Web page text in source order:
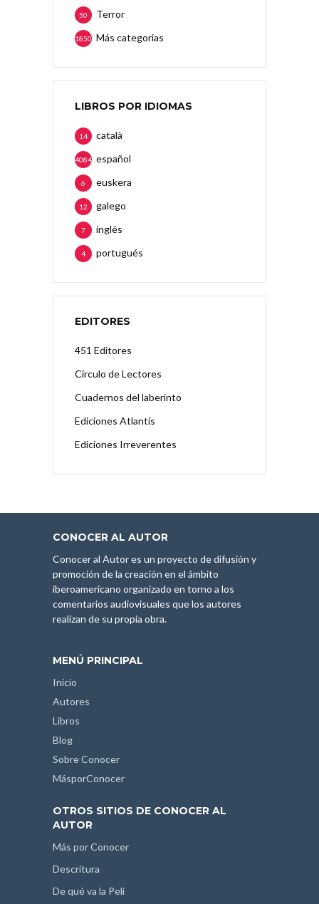
Terror
50
Más categorias
1850
LIBROS POR IDIOMAS
català
14
español
4084
euskera
6
galego
12
inglés
7
portugués
4
EDITORES
451 Editores
Círculo de Lectores
Cuadernos del laberinto
Ediciones Atlantis
Ediciones Irreverentes
CONOCER AL AUTOR
Conocer al Autor es un proyecto de difusión y
promoción de la creación en el ámbito
iberoamericano organizado en torno a los
comentarios audiovisuales que los autores
realizan de su propia obra.
MENÚ PRINCIPAL
Inicio
Autores
Libros
Blog
Sobre Conocer
MásporConocer
OTROS SITIOS DE CONOCER AL
AUTOR
Más por Conocer
Descritura
De qué va la Peli